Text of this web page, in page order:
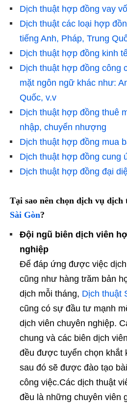
Dịch thuật hợp đồng vay
Dịch thuật các loại hợp
tiếng Anh, Pháp, Trung
Dịch thuật hợp đồng kinh
Dịch thuật hợp đồng công
mặt ngôn ngữ khác như:
Quốc, v.v
Dịch thuật hợp đồng thuê
nhập, chuyển nhượng
Dịch thuật hợp đồng mua
Dịch thuật hợp đồng cung
Dịch thuật hợp đồng đại
Tại sao nên chọn dịch vụ dịch
Sài Gòn?
Đội ngũ biên dịch viên
nghiệp
Để đáp ứng được việc
cũng như hàng trăm bản
dịch mỗi tháng, Dịch thuật
cũng có sự đầu tư mạnh
dịch viên chuyên nghiệp.
chung và các biên dịch
đều được tuyển chọn khắt
sau đó sẽ được đào tạo
công việc.Các dịch thuật
đều là những chuyên viên